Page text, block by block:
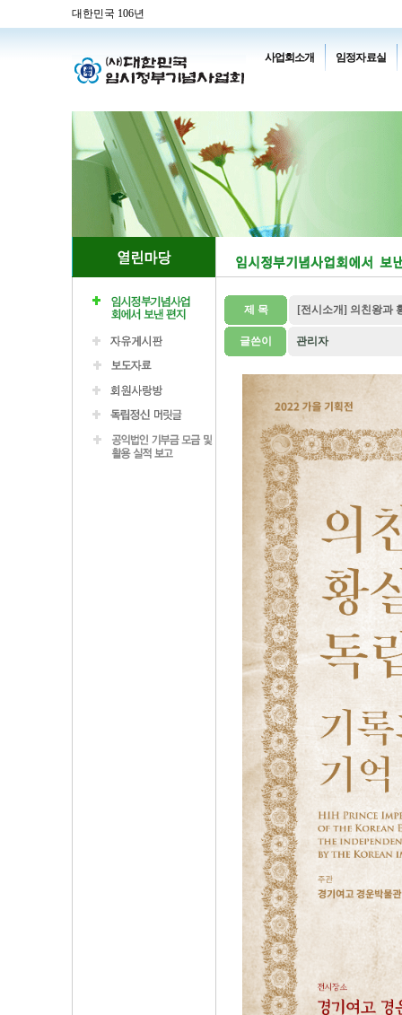
대한민국 106년
사업회소개 임정자료실
제 목 [전시소개] 의친왕과
글쓴이 관리자